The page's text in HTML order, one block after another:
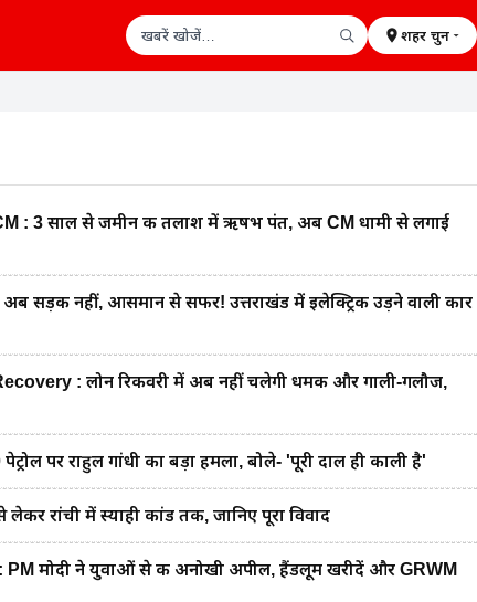
शहर चुनें
: 3 साल से जमीन की तलाश में ऋषभ पंत, अब CM धामी से लगाई
सड़क नहीं, आसमान से सफर! उत्तराखंड में इलेक्ट्रिक उड़ने वाली कार
: लोन रिकवरी में अब नहीं चलेगी धमकी और गाली-गलौज,
पर राहुल गांधी का बड़ा हमला, बोले- 'पूरी दाल ही काली है'
लेकर रांची में स्याही कांड तक, जानिए पूरा विवाद
मोदी ने युवाओं से की अनोखी अपील, हैंडलूम खरीदें और GRWM